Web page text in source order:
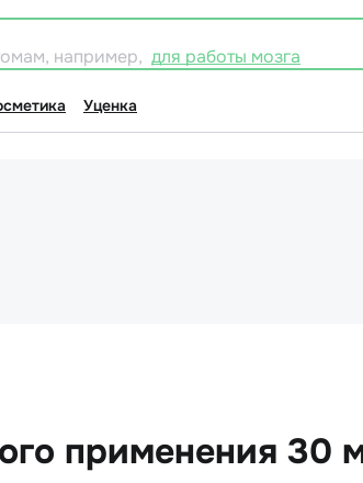
например, для работы мозга
Уценка
применения 30